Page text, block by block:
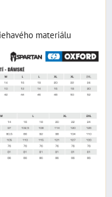
materiálu